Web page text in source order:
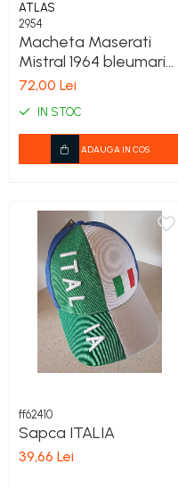
ATLAS
2954
Macheta Maserati
Mistral 1964 bleumarin,
scara 1:43, Atlas, cu
72,00 Lei
IN STOC
ADAUGA IN COS
ff62410
Sapca ITALIA
39,66 Lei